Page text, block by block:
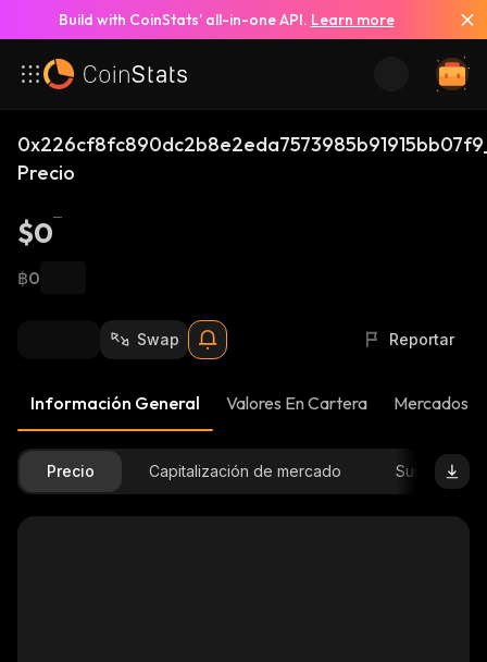
Build with CoinStats’ all-in-one API. Learn more
Precio
$0
฿0
Swap Reportar
Información General Valores En Cartera Mercados
Precio Capitalización de mercado Suministro